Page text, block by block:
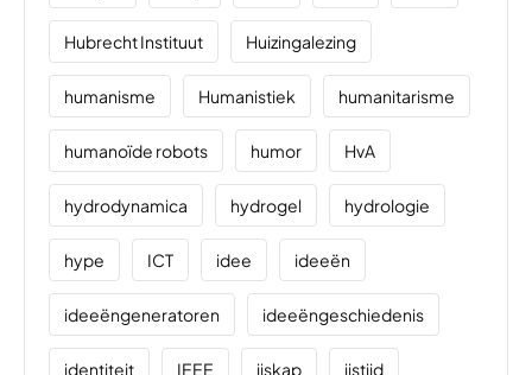
Hubrecht Instituut Huizingalezing
humanisme Humanistiek humanitarisme
humanoïde robots humor HvA
hydrodynamica hydrogel hydrologie
hype ICT idee ideeën
ideeëngeneratoren ideeëngeschiedenis
identiteit IEEE ijskap ijstijd